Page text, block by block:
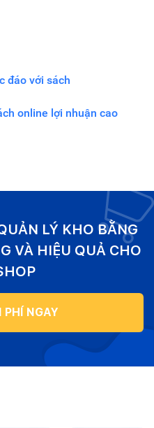
đáo với sách
online lợi nhuận cao
LÝ KHO BẰNG
VÀ HIỆU QUẢ CHO
PHÍ NGAY